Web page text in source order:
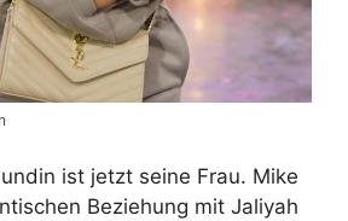
ist jetzt seine Frau. Mike
Beziehung mit Jaliyah